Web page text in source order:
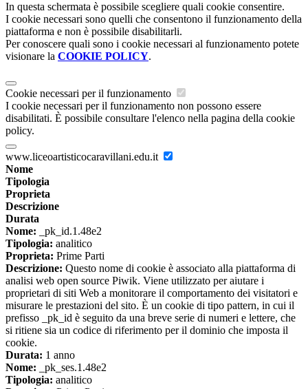
In questa schermata è possibile scegliere quali cookie consentire.
I cookie necessari sono quelli che consentono il funzionamento della
piattaforma e non è possibile disabilitarli.
Per conoscere quali sono i cookie necessari al funzionamento potete
visionare la COOKIE POLICY.
Cookie necessari per il funzionamento
I cookie necessari per il funzionamento non possono essere
disabilitati. È possibile consultare l'elenco nella pagina della cookie
policy.
www.liceoartisticocaravillani.edu.it
Nome
Tipologia
Proprieta
Descrizione
Durata
Nome: _pk_id.1.48e2
Tipologia: analitico
Proprieta: Prime Parti
Descrizione: Questo nome di cookie è associato alla piattaforma di
analisi web open source Piwik. Viene utilizzato per aiutare i
proprietari di siti Web a monitorare il comportamento dei visitatori e
misurare le prestazioni del sito. È un cookie di tipo pattern, in cui il
prefisso _pk_id è seguito da una breve serie di numeri e lettere, che
si ritiene sia un codice di riferimento per il dominio che imposta il
cookie.
Durata: 1 anno
Nome: _pk_ses.1.48e2
Tipologia: analitico